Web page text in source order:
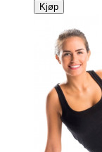
Kjøp